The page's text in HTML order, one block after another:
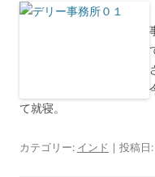
て就寝。
カテゴリー: インド | 投稿日: